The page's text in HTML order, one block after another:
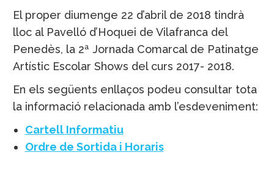
El proper diumenge 22 d’abril de 2018 tindrà
lloc al Pavelló d’Hoquei de Vilafranca del
Penedès, la 2ª Jornada Comarcal de Patinatge
Artístic Escolar Shows del curs 2017- 2018.
En els següents enllaços podeu consultar tota
la informació relacionada amb l’esdeveniment:
Cartell Informatiu
Ordre de Sortida i Horaris